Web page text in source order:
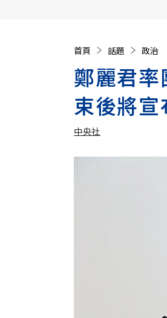
首頁 話題 政治
鄭麗君
束後將
中央社